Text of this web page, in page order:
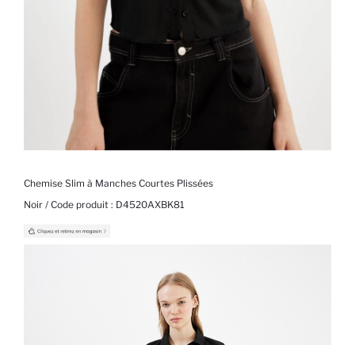
Chemise Slim à Manches Courtes Plissées
Noir / Code produit : D4520AXBK81